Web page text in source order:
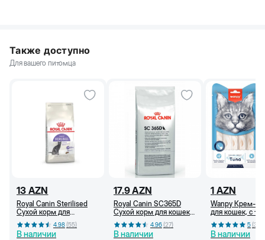
Также доступно
Для вашего питомца
13 AZN
Royal Canin Sterilised
Сухой корм для
стерилизованных
кошек, от 1 года, 400 г
4.98(55)
В наличии
17.9AZN
Royal Canin SC365D
Сухой корм для кошек
от 1 года (кг)4.96(27)
В наличии
1 AZN
Wanpy Крем-
для кошек, с
5(36
В наличии